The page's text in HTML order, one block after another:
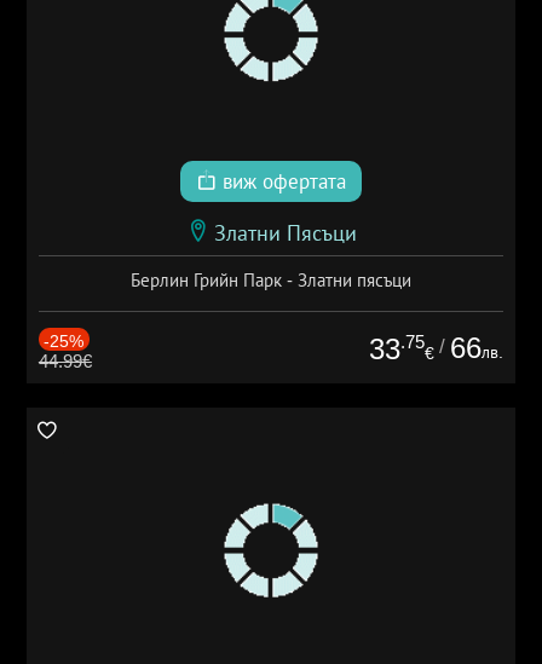
виж офертата
Златни Пясъци
Берлин Грийн Парк - Златни пясъци
-25%
44.99€ 33.75
€ / 66лв.